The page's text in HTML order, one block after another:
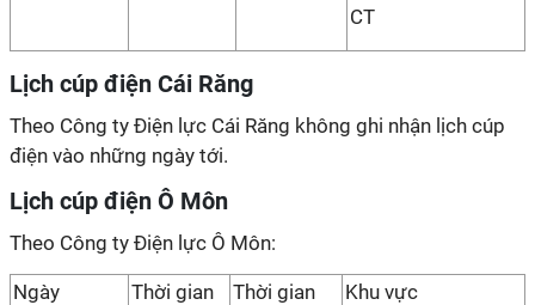
CT
Lịch cúp điện Cái Răng
Theo Công ty Điện lực Cái Răng không ghi nhận lịch cúp
điện vào những ngày tới.
Lịch cúp điện Ô Môn
Theo Công ty Điện lực Ô Môn:
Ngày
Thời gian
Thời gian
Khu vực